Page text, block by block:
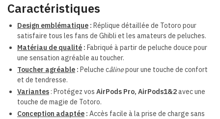
Caractéristiques
Design emblématique : Réplique détaillée de Totoro pour
satisfaire tous les fans de Ghibli et les amateurs de peluches.
Matériau de qualité : Fabriqué à partir de peluche douce pour
une sensation agréable au toucher.
Toucher agréable : Peluche câlinepour une touche de confort
et de tendresse.
Variantes : Protégez vos AirPods Pro, AirPods1&2avec une
touche de magie de Totoro.
Conception adaptée : Accès facile à la prise de charge sans